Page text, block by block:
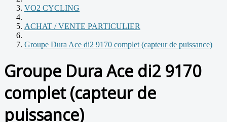
VO2 CYCLING
ACHAT / VENTE PARTICULIER
Groupe Dura Ace di2 9170 complet (capteur de puissance)
Groupe Dura Ace di2 9170
complet (capteur de
puissance)